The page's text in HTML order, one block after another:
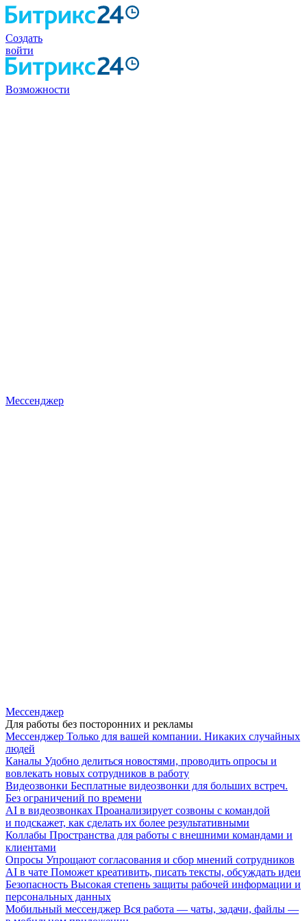
Создать
войти
Возможности
Мессенджер
Мессенджер
Для работы без посторонних и рекламы
Мессенджер Только для вашей компании. Никаких случайных
людей
Каналы Удобно делиться новостями, проводить опросы и
вовлекать новых сотрудников в работу
Видеозвонки Бесплатные видеозвонки для больших встреч.
Без ограничений по времени
AI в видеозвонках Проанализирует созвоны с командой
и подскажет, как сделать их более результативными
Коллабы Пространства для работы с внешними командами и
клиентами
Опросы Упрощают согласования и сбор мнений сотрудников
AI в чате Поможет креативить, писать тексты, обсуждать идеи
Безопасность Высокая степень защиты рабочей информации и
персональных данных
Мобильный мессенджер Вся работа — чаты, задачи, файлы —